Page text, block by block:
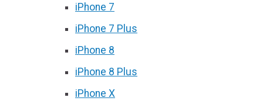
iPhone 7
iPhone 7 Plus
iPhone 8
iPhone 8 Plus
iPhone X